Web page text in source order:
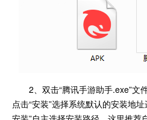
2、双击“腾讯手游助手.exe”文
点击“安装”选择系统默认的安装地